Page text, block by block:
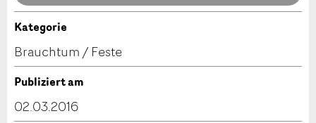
Anzeige nicht mehr gültig
Anzeige unvollständig
Kontakt
Verfassen Sie eine Nachricht für die Kontaktpersonen
Kategorie
Brauchtum / Feste
Publiziert am
02.03.2016